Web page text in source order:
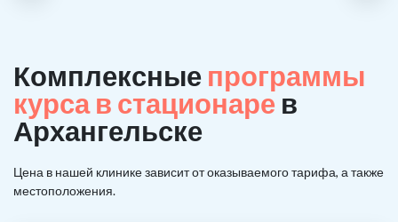
Комплексные программы
курса в стационаре в
Архангельске
Цена в нашей клинике зависит от оказываемого тарифа, а также
местоположения.